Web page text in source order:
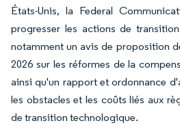
États-Unis, la Federal
progresser les actions de
notamment un avis de proposition
2026 sur les réformes de la
ainsi qu'un rapport et ordonnance
les obstacles et les coûts liés aux
de transition technologique.